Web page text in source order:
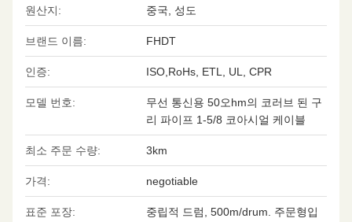
원산지: 중국, 성도
브랜드 이름: FHDT
인증: ISO,RoHs, ETL, UL, CPR
모델 번호:
무선 통신용 50오hm의 코러브 된 구
리 파이프 1-5/8 코아시얼 케이블
최소 주문 수량: 3km
가격: negotiable
표준 포장:
중립적 드럼, 500m/drum. 주문형입